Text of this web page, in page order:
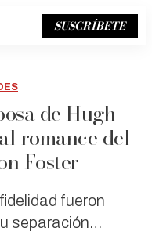
SUSCRÍBETE
de Hugh
romance del
Foster
fueron
separación…